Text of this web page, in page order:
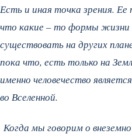
Есть и иная точка зрения.
что какие – то формы жизни
существовать на других
пока что, есть только на
именно человечество
во Вселенной.
Когда мы говорим о